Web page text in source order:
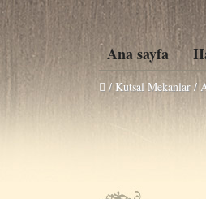
Ana sayfa
/ Kutsal Mekanlar /